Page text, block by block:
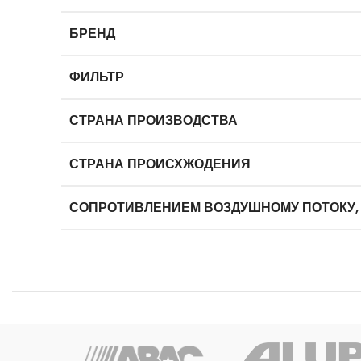
БРЕНД
ФИЛЬТР
СТРАНА ПРОИЗВОДСТВА
СТРАНА ПРОИСХЖОДЕНИЯ
СОПРОТИВЛЕНИЕМ ВОЗДУШНОМУ ПОТОКУ,